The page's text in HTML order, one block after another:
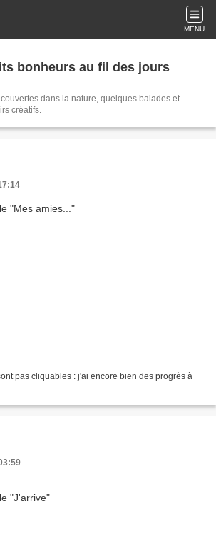
MENU
bonheurs au fil des jours
dans la nature, quelques balades et
créatifs.
pas cliquables : j'ai encore bien des progrès à